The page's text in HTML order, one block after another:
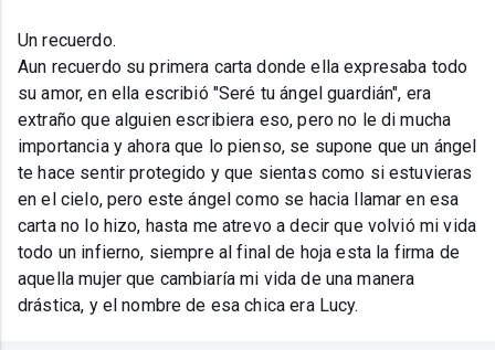
Un recuerdo.
Aun recuerdo su primera carta donde ella expresaba todo
su amor, en ella escribió "Seré tu ángel guardián", era
extraño que alguien escribiera eso, pero no le di mucha
importancia y ahora que lo pienso, se supone que un ángel
te hace sentir protegido y que sientas como si estuvieras
en el cielo, pero este ángel como se hacia llamar en esa
carta no lo hizo, hasta me atrevo a decir que volvió mi vida
todo un infierno, siempre al final de hoja esta la firma de
aquella mujer que cambiaría mi vida de una manera
drástica, y el nombre de esa chica era Lucy.